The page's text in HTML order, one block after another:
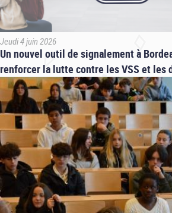
Jeudi 4 juin 2026
Un nouvel outil de signalement à
renforcer la lutte contre les VSS et les